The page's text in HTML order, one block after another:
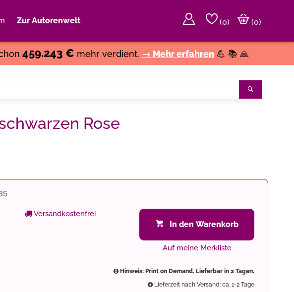
Zur Autorenwelt (0)
(0)
459.243 € mehr verdient. → Mehr erfahren 💪 📚 🙏
Rose
Versandkostenfrei
In den Warenkorb
Auf meine Merkliste
Hinweis: Print on Demand. Lieferbar in 2 Tagen.
Lieferzeit nach Versand: ca. 1-2 Tage